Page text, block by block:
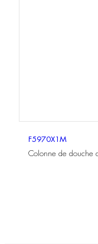
F5970X1M
Colonne de douche